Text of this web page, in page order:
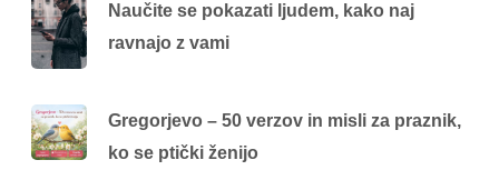
Naučite se pokazati ljudem, kako naj
ravnajo z vami
Gregorjevo – 50 verzov in misli za praznik,
ko se ptički ženijo